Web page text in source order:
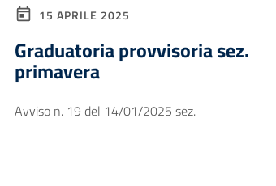
15 APRILE 2025
Graduatoria provvisoria sez.
primavera
Avviso n. 19 del 14/01/2025 sez.